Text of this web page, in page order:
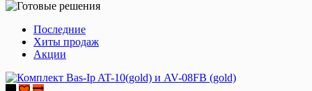
Последние
Хиты продаж
Акции